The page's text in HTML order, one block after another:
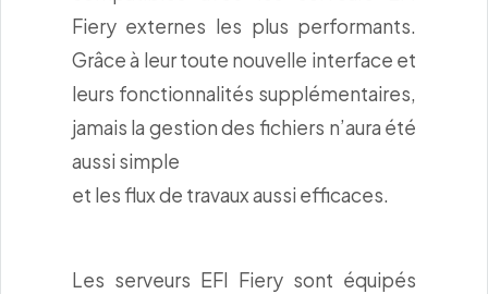
Fiery externes les plus performants.
Grâce à leur toute nouvelle interface et
leurs fonctionnalités supplémentaires,
jamais la gestion des fichiers n’aura été
aussi simple
et les flux de travaux aussi efficaces.
Les serveurs EFI Fiery sont équipés